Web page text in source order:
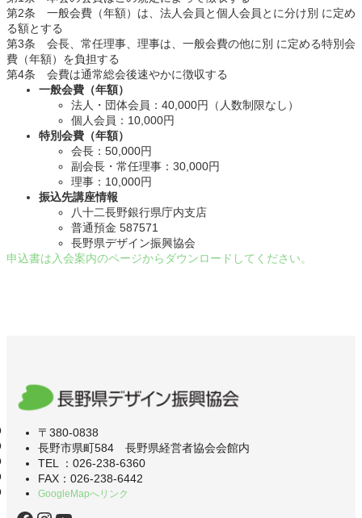
第2条 一般会費（年額）は、法人会員と個人会員とに分け別 に定め
る額とする
第3条 会長、常任理事、理事は、一般会費の他に別 に定める特別会
費（年額）を負担する
第4条 会費は通常総会後速やかに徴収する
一般会費（年額）
法人・団体会員：40,000円（人数制限なし）
個人会員：10,000円
特別会費（年額）
会長：50,000円
副会長・常任理事：30,000円
理事：10,000円
振込先講座情報
八十二長野銀行県庁内支店
普通預金 587571
長野県デザイン振興協会
申込書は入会案内のページからダウンロードしてください。
〒380-0838
長野市県町584 長野県経営者協会会館内
TEL ：026-238-6360
FAX：026-238-6442
GoogleMapへリンク